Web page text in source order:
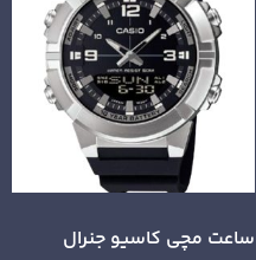
ساعت مچی کاسیو جنرال